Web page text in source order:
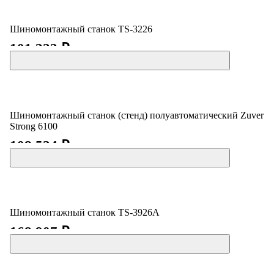
Шиномонтажный станок TS-3226
101 323 ₽
Шиномонтажный станок (стенд) полуавтоматический Zuver
Strong 6100
108 524 ₽
Шиномонтажный станок TS-3926A
168 907 ₽